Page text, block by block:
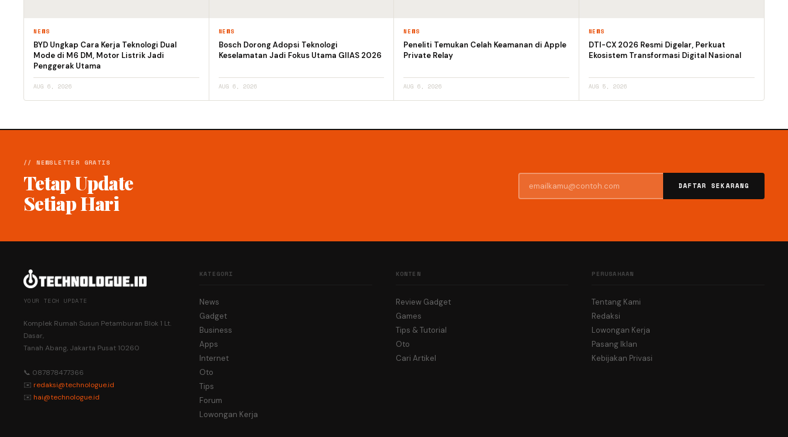
NEWS
BYD Ungkap Cara Kerja Teknologi Dual
Mode di M6 DM, Motor Listrik Jadi
Penggerak Utama
AUG 6, 2026
NEWS
Bosch Dorong Adopsi Teknologi
Keselamatan Jadi Fokus Utama GIIAS 2026
AUG 6, 2026
NEWS
Peneliti Temukan Celah Keamanan di Apple
Private Relay
AUG 6, 2026
NEWS
DTI-CX 2026 Resmi Digelar, Perkuat
Ekosistem Transformasi Digital Nasional
AUG 5, 2026
// NEWSLETTER GRATIS
Tetap Update
Setiap Hari
DAFTAR SEKARANG
YOUR TECH UPDATE
Komplek Rumah Susun Petamburan Blok 1 Lt.
Dasar,
Tanah Abang, Jakarta Pusat 10260
📞 087878477366
✉️ redaksi@technologue.id
✉️ hai@technologue.id
KATEGORI
News
Gadget
Business
Apps
Internet
Oto
Tips
Forum
Lowongan Kerja
KONTEN
Review Gadget
Games
Tips & Tutorial
Oto
Cari Artikel
PERUSAHAAN
Tentang Kami
Redaksi
Lowongan Kerja
Pasang Iklan
Kebijakan Privasi